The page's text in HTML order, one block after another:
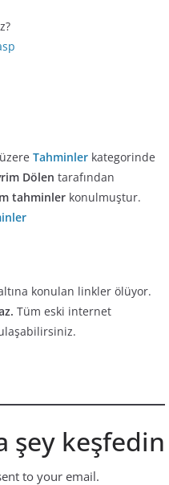
Tahminler kategorinde
Dölen tarafından
tahminler konulmuştur.
konulan linkler ölüyor.
Tüm eski internet
şey keşfedin
to your email.